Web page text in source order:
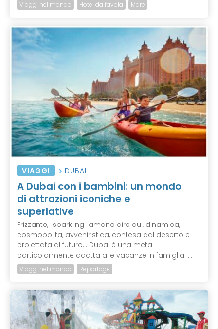
Viaggi nel mondo Hotel da favola Mare
VIAGGI DUBAI
A Dubai con i bambini: un mondo
di attrazioni iconiche e
superlative
Frizzante, "sparkling" amano dire qui, dinamica,
cosmopolita, avveniristica, contesa dal deserto e
proiettata al futuro... Dubai è una meta
particolarmente adatta alle vacanze in famiglia. ...
Viaggi nel mondo Reportage